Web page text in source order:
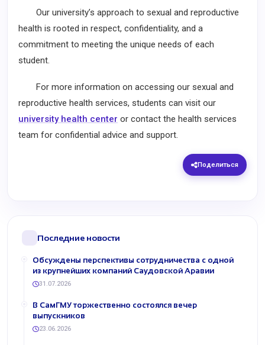
Our university’s approach to sexual and reproductive
health is rooted in respect, confidentiality, and a
commitment to meeting the unique needs of each
student.
For more information on accessing our sexual and
reproductive health services, students can visit our
university health center or contact the health services
team for confidential advice and support.
Поделиться
Последние новости
Обсуждены перспективы сотрудничества с одной
из крупнейших компаний Саудовской Аравии
31.07.2026
В СамГМУ торжественно состоялся вечер
выпускников
23.06.2026